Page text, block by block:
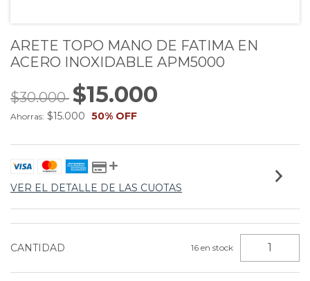
ARETE TOPO MANO DE FATIMA EN
ACERO INOXIDABLE APM5000
$30.000 $15.000
Ahorras: $15.000 50% OFF
VER EL DETALLE DE LAS CUOTAS
CANTIDAD 16 en stock